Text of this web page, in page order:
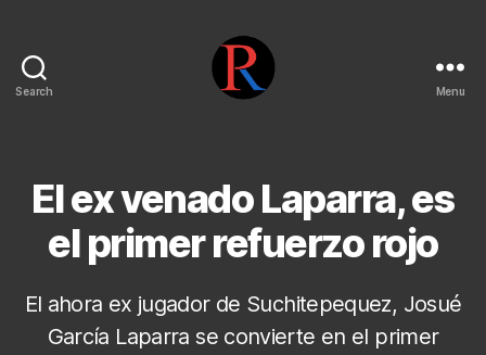
Search Menu
El ex venado Laparra, es
el primer refuerzo rojo
El ahora ex jugador de Suchitepequez, Josué
García Laparra se convierte en el primer